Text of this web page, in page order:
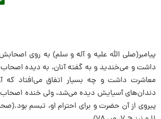
پیامبر(صلی الله علیه و آله و سلم) به روی
داشت و می‌خندید و به گفته آنان، به دیده اصحاب
معاشرت داشت و چه بسیار اتفاق می‌افتاد که
دندان‌های آسیایش دیده می‌شد، ولی خنده